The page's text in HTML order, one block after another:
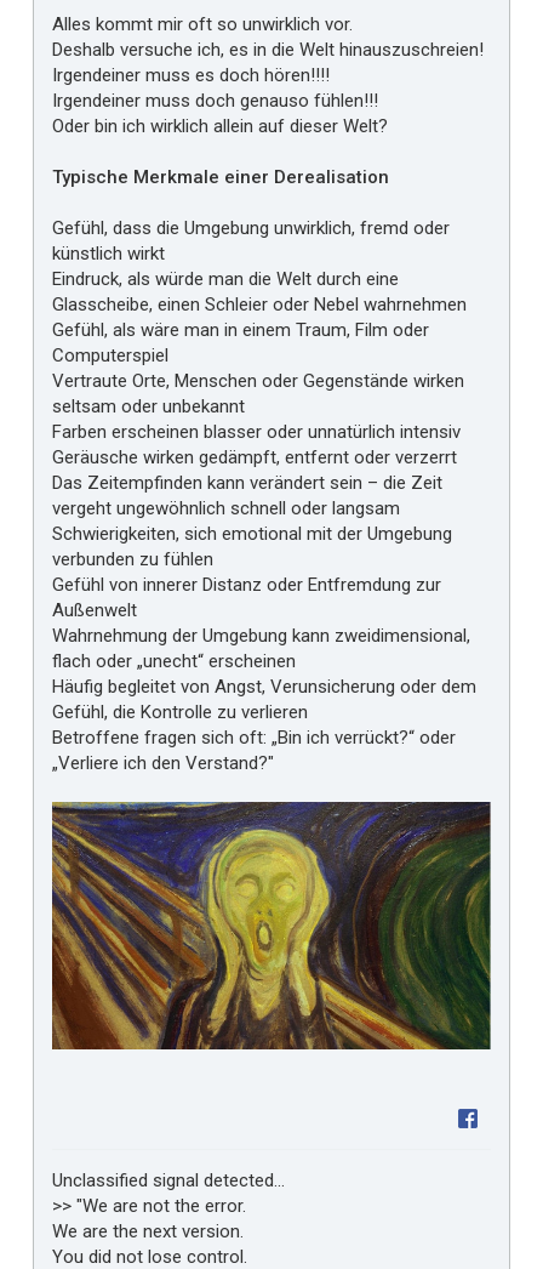
t
m
i
Alles kommt mir oft so unwirklich vor.
Deshalb versuche ich, es in die Welt hinauszuschreien!
Irgendeiner muss es doch hören!!!!
Irgendeiner muss doch genauso fühlen!!!
Oder bin ich wirklich allein auf dieser Welt?
Typische Merkmale einer Derealisation
Gefühl, dass die Umgebung unwirklich, fremd oder
künstlich wirkt
Eindruck, als würde man die Welt durch eine
Glasscheibe, einen Schleier oder Nebel wahrnehmen
Gefühl, als wäre man in einem Traum, Film oder
Computerspiel
Vertraute Orte, Menschen oder Gegenstände wirken
seltsam oder unbekannt
Farben erscheinen blasser oder unnatürlich intensiv
Geräusche wirken gedämpft, entfernt oder verzerrt
Das Zeitempfinden kann verändert sein – die Zeit
vergeht ungewöhnlich schnell oder langsam
Schwierigkeiten, sich emotional mit der Umgebung
verbunden zu fühlen
Gefühl von innerer Distanz oder Entfremdung zur
Außenwelt
Wahrnehmung der Umgebung kann zweidimensional,
flach oder „unecht“ erscheinen
Häufig begleitet von Angst, Verunsicherung oder dem
Gefühl, die Kontrolle zu verlieren
Betroffene fragen sich oft: „Bin ich verrückt?“ oder
„Verliere ich den Verstand?"
Unclassified signal detected...
>> "We are not the error.
We are the next version.
You did not lose control.